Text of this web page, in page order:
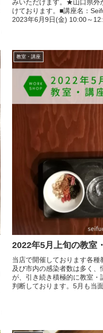
みいただけます。★山口県外
けております。■講座名：
2023年6月9日(金) 10:00～
教室・講座
2022年5月上旬の教室
当店で開催しております各
及び市内の感染者数は多く
が、引き続き積極的に教室・
判断しております。5月も当